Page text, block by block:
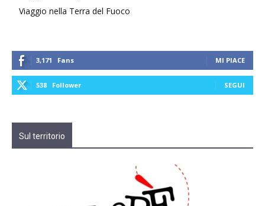
Viaggio nella Terra del Fuoco
3,171 Fans MI PIACE
538 Follower SEGUI
Sul territorio